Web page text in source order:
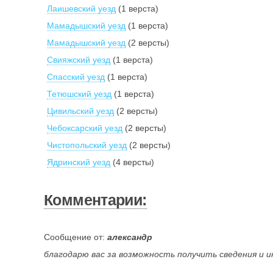
Лаишевский уезд (1 верста)
Мамадышский уезд (1 верста)
Мамадышский уезд (2 версты)
Свияжский уезд (1 верста)
Спасский уезд (1 верста)
Тетюшский уезд (1 верста)
Цивильский уезд (2 версты)
Чебоксарский уезд (2 версты)
Чистопольский уезд (2 версты)
Ядринский уезд (4 версты)
Комментарии:
Сообщение от: александр
благодарю вас за возможность получить сведения и